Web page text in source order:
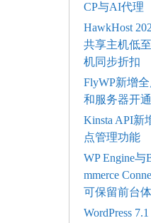
CP与AI代理
HawkHost
共享主机低
机同步折扣
FlyWP新增
和服务器开
Kinsta API新
点管理功能
WP Engine与
mmerce
可保留前台
WordPress